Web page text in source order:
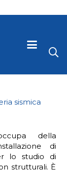
sismica
della
di
lo studio di
strutturali. È